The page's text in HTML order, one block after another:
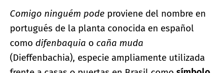
Comigo ninguém pode proviene del nombre en
portugués de la planta conocida en español
como difenbaquia o caña muda
(Dieffenbachia), especie ampliamente utilizada